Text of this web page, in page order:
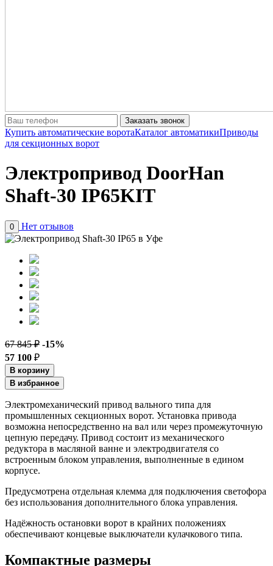
Заказать звонок
Купить автоматические воротаКаталог автоматикиПриводы
для секционных ворот
Электропривод DoorHan
Shaft-30 IP65KIT
0 Нет отзывов
67 845 ₽ -15%
57 100 ₽
В корзину
В избранное
Электромеханический привод вального типа для
промышленных секционных ворот. Установка привода
возможна непосредственно на вал или через промежуточную
цепную передачу. Привод состоит из механического
редуктора в масляной ванне и электродвигателя со
встроенным блоком управления, выполненные в едином
корпусе.
Предусмотрена отдельная клемма для подключения светофора
без использования дополнительного блока управления.
Надёжность остановки ворот в крайних положениях
обеспечивают концевые выключатели кулачкового типа.
Компактные размеры